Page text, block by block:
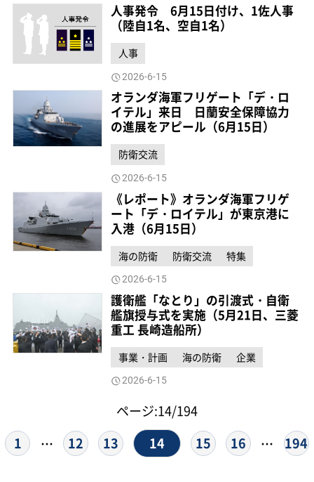
人事発令 6月15日付け、1佐人事
（陸自1名、空自1名）
人事
2026-6-15
オランダ海軍フリゲート「デ・ロ
イテル」来日 日蘭安全保障協力
の進展をアピール（6月15日）
防衛交流
2026-6-15
《レポート》オランダ海軍フリゲ
ート「デ・ロイテル」が東京港に
入港（6月15日）
海の防衛 防衛交流 特集
2026-6-15
護衛艦「なとり」の引渡式・自衛
艦旗授与式を実施（5月21日、三菱
重工 長崎造船所）
事業・計画 海の防衛 企業
2026-6-15
ページ:14/194
1
… 12 13 14 15 16 … 194